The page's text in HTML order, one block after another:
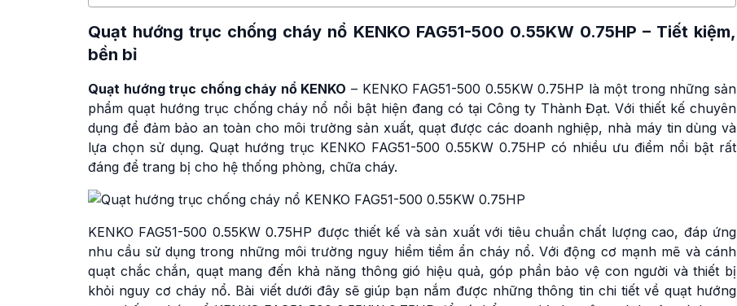
Quạt hướng trục chống cháy nổ KENKO FAG51-500 0.55KW 0.75HP – Tiết kiệm,
bền bỉ
Quạt hướng trục chống cháy nổ KENKO – KENKO FAG51-500 0.55KW 0.75HP là một trong những sản
phẩm quạt hướng trục chống cháy nổ nổi bật hiện đang có tại Công ty Thành Đạt. Với thiết kế chuyên
dụng để đảm bảo an toàn cho môi trường sản xuất, quạt được các doanh nghiệp, nhà máy tin dùng và
lựa chọn sử dụng. Quạt hướng trục KENKO FAG51-500 0.55KW 0.75HP có nhiều ưu điểm nổi bật rất
đáng để trang bị cho hệ thống phòng, chữa cháy.
KENKO FAG51-500 0.55KW 0.75HP được thiết kế và sản xuất với tiêu chuẩn chất lượng cao, đáp ứng
nhu cầu sử dụng trong những môi trường nguy hiểm tiềm ẩn cháy nổ. Với động cơ mạnh mẽ và cánh
quạt chắc chắn, quạt mang đến khả năng thông gió hiệu quả, góp phần bảo vệ con người và thiết bị
khỏi nguy cơ cháy nổ. Bài viết dưới đây sẽ giúp bạn nắm được những thông tin chi tiết về quạt hướng